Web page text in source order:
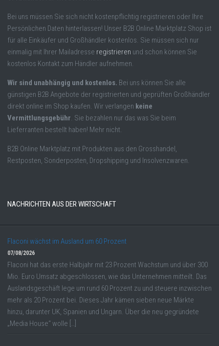
Bei uns müssen Sie sich nicht kostenpflichtig registrieren oder Ihre
Persönlichen Daten hinterlassen! Unser B2B Online Marktplatz Shop ist
für alle Einkäufer und Großhändler kostenlos. Sie müssen sich nur
einmalig mit Ihrer Mailadresse registrieren und schon können Sie
kostenlos Kontakt zum Händler aufnehmen.
Wir sind unabhängig und kostenlos. Bei uns können Sie alle
günstigen B2B Angebote der registrierten und geprüften Großhändler
direkt online im Shop kaufen. Wir verlangen keine
Vermittlungsgebühr. Sie bezahlen nur das was Sie beim
Lieferranten bestellt haben! Mehr nicht.
B2B Online Marktplatz mit Produkten aus den Grosshandel,
Restposten, Sonderposten, Dropshipping und Insolvenzwaren.
NACHRICHTEN AUS DER WIRTSCHAFT
Flaconi wächst im Ausland um 60 Prozent
07/08/2026
Flaconi hat das erste Halbjahr mit 23 Prozent Wachstum und über 300
Mio. Euro Umsatz abgeschlossen, wie das Unternehmen mitteilt. Das
Auslandsgeschäft lege um rund 60 Prozent zu und steuere inzwischen
mehr als 20 Prozent bei. Dieses Jahr kämen sieben neue Märkte
hinzu, darunter UK, Spanien und Ungarn. Über die neu gegründete
„Media House“ wolle […]